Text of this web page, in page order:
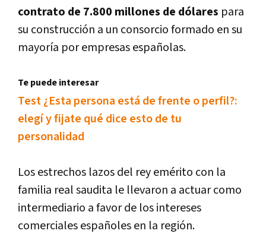
contrato de 7.800 millones de dólares para
su construcción a un consorcio formado en su
mayoría por empresas españolas.
Te puede interesar
Test ¿Esta persona está de frente o perfil?:
elegí y fijate qué dice esto de tu
personalidad
Los estrechos lazos del rey emérito con la
familia real saudita le llevaron a actuar como
intermediario a favor de los intereses
comerciales españoles en la región.